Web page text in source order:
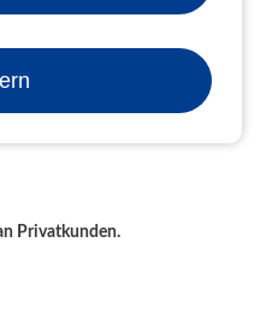
Privatkunden.